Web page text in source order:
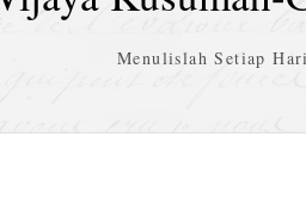
Menulislah Setiap